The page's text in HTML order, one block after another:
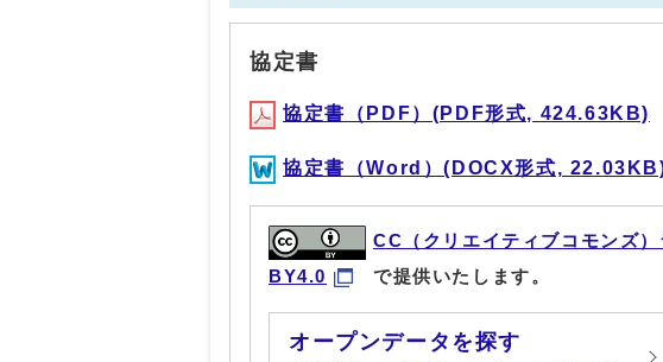
協定書
協定書（PDF）(PDF形式, 424.63KB)
協定書（Word）(DOCX形式,
CC（クリエイティブコモンズ）
BY4.0
で提供いたします。
オープンデータを探す